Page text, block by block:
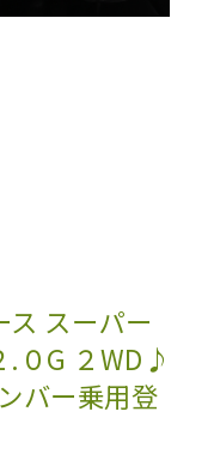
スーパー
.０G ２WD♪
バー乗用登